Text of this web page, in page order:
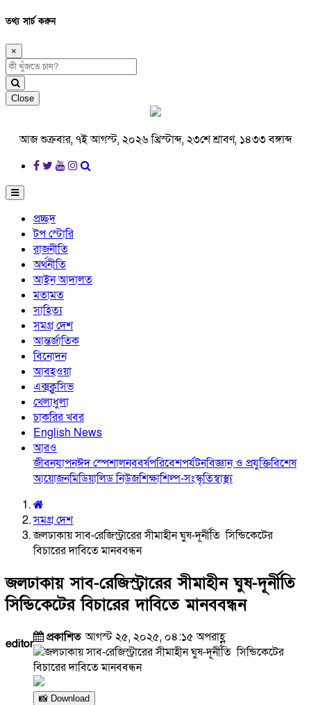
তথ্য সার্চ করুন
×
Close
আজ শুক্রবার, ৭ই আগস্ট, ২০২৬ খ্রিস্টাব্দ, ২৩শে শ্রাবণ, ১৪৩৩ বঙ্গাব্দ
প্রচ্ছদ
টপ স্টোরি
রাজনীতি
অর্থনীতি
আইন আদালত
মতামত
সাহিত্য
সমগ্র দেশ
আন্তর্জাতিক
বিনোদন
আবহওয়া
এক্সক্লুসিভ
খেলাধুলা
চাকরির খবর
English News
আরও
জীবনযাপনঈদ স্পেশালনববর্ষপরিবেশপর্যটনবিজ্ঞান ও প্রযুক্তিবিশেষ
আয়োজনমিডিয়ালিড নিউজশিক্ষাশিল্প-সংস্কৃতিস্বাস্থ্য
সমগ্র দেশ
জলঢাকায় সাব-রেজিস্ট্রারের সীমাহীন ঘুষ-দূর্নীতি সিন্ডিকেটের
বিচারের দাবিতে মানববন্ধন
জলঢাকায় সাব-রেজিস্ট্রারের সীমাহীন ঘুষ-দূর্নীতি
সিন্ডিকেটের বিচারের দাবিতে মানববন্ধন
editor প্রকাশিতআগস্ট ২৫, ২০২৫, ০৪:১৫ অপরাহ্ণ
📸 Download